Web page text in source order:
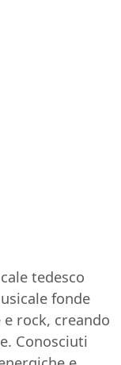
tedesco
fonde
rock, creando
Conosciuti